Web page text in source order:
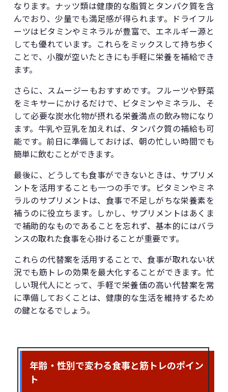
なります。ナッツ類は健康的な脂質とタンパク質を含
んでおり、少量でも満足感が得られます。ドライフル
ーツはビタミンやミネラルが豊富で、エネルギー源と
しても優れています。これらをミックスして持ち歩く
ことで、小腹が空いたときにも手軽に栄養を補給でき
ます。
さらに、スムージーもおすすめです。フルーツや野菜
をミキサーにかけるだけで、ビタミンやミネラル、そ
して必要な炭水化物が摂れる栄養満点の飲み物になり
ます。牛乳や豆乳を加えれば、タンパク質の補給も可
能です。前日に準備しておけば、朝の忙しい時間でも
簡単に飲むことができます。
最後に、どうしても食事ができないときは、サプリメ
ントを活用することも一つの手です。ビタミンやミネ
ラルのサプリメントは、食事で不足しがちな栄養素を
補うのに役立ちます。しかし、サプリメントはあくま
で補助的なものであることを忘れず、基本的にはバラ
ンスの取れた食事を心掛けることが重要です。
これらの代替案を活用することで、食事が取れない状
況でも筋トレの効果を最大化することができます。忙
しい現代人にとって、手軽で栄養価の高い代替案を常
に準備しておくことは、健康的な生活を維持するため
の鍵となるでしょう。
年齢・性別で変わる食事と筋トレのポイン
ト